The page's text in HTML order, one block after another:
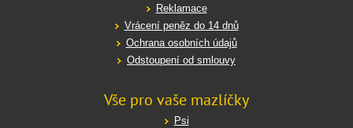
Reklamace
Vrácení peněz do 14 dnů
Ochrana osobních údajů
Odstoupení od smlouvy
Vše pro vaše mazlíčky
Psi